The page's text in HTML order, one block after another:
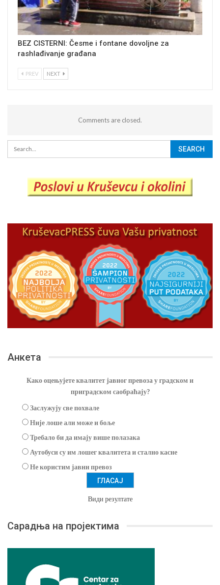
BEZ CISTERNI: Česme i fontane dovoljne za
rashlađivanje građana
PREV NEXT
Comments are closed.
Анкета
Како оцењујете квалитет јавног превоза у градском и
приградском саобраћају?
Заслужују све похвале
Није лоше али може и боље
Требало би да имају више полазака
Аутобуси су им лошег квалитета и стално касне
Не користим јавни превоз
Види резултате
Сарадња на пројектима